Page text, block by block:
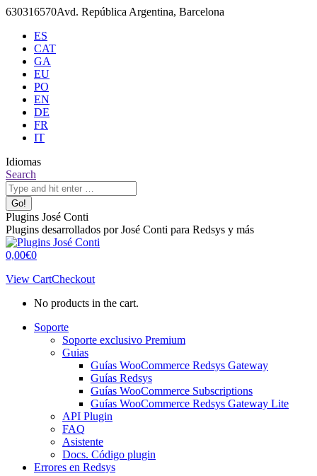
Skip
content
630316570Avd. República Argentina, Barcelona
ES
CAT
GA
EU
PO
EN
DE
FR
IT
Idiomas
X
page
opens
in
new
window
Github
page
opens
in
new
window
Search:
Search
Plugins José Conti
Plugins desarrollados por José Conti para Redsys y más
0,00€0
View CartCheckout
No products in the cart.
Soporte
Soporte exclusivo Premium
Guias
Guías WooCommerce Redsys Gateway
Guías Redsys
Guías WooCommerce Subscriptions
Guías WooCommerce Redsys Gateway Lite
API Plugin
FAQ
Asistente
Docs. Código plugin
Errores en Redsys